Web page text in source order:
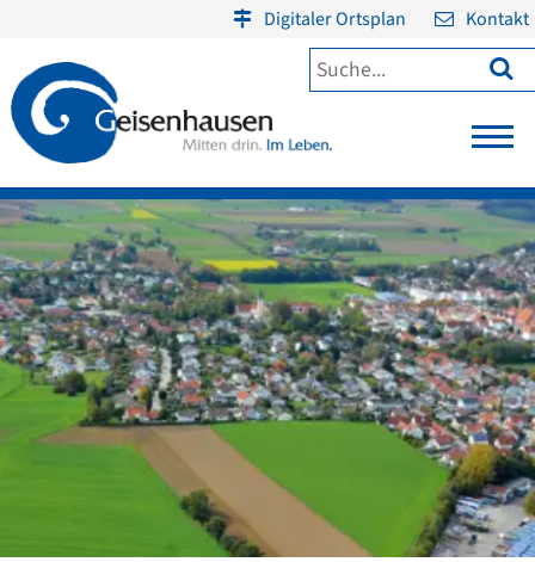
Digitaler Ortsplan Kontakt
